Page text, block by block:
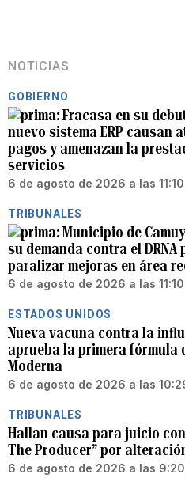
NOTICIAS
GOBIERNO
Fracasa en su
nuevo sistema ERP causan
pagos y amenazan la
servicios
6 de agosto de 2026 a las
TRIBUNALES
Municipio de
su demanda contra el DRNA
paralizar mejoras en área
6 de agosto de 2026 a las
ESTADOS UNIDOS
Nueva vacuna contra la
aprueba la primera fórmula
Moderna
6 de agosto de 2026 a las
TRIBUNALES
Hallan causa para juicio
The Producer” por
6 de agosto de 2026 a las 9:20